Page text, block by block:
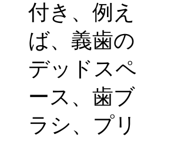
付き、例え
ば、義歯の
デッドスペ
ース、歯ブ
ラシ、プリ